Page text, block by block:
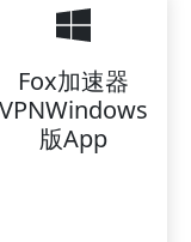
Fox加速器
VPNWindows
版App